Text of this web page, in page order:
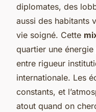
diplomates, des
aussi des habitants
vie soigné. Cette
quartier une
entre rigueur
internationale. Les
constants, et
atout quand on